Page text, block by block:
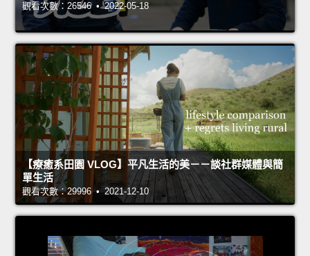
觀看次數：26546 • 2022-05-18
【療癒系田園 VLOG】平凡生活的美－－談社群媒體與簡
單生活
觀看次數：29996 • 2021-12-10